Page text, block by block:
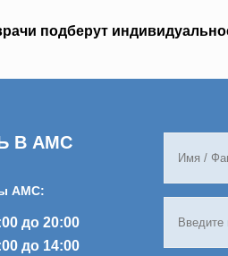
подберут
В AMC
AMC:
до 20:00
до 14:00